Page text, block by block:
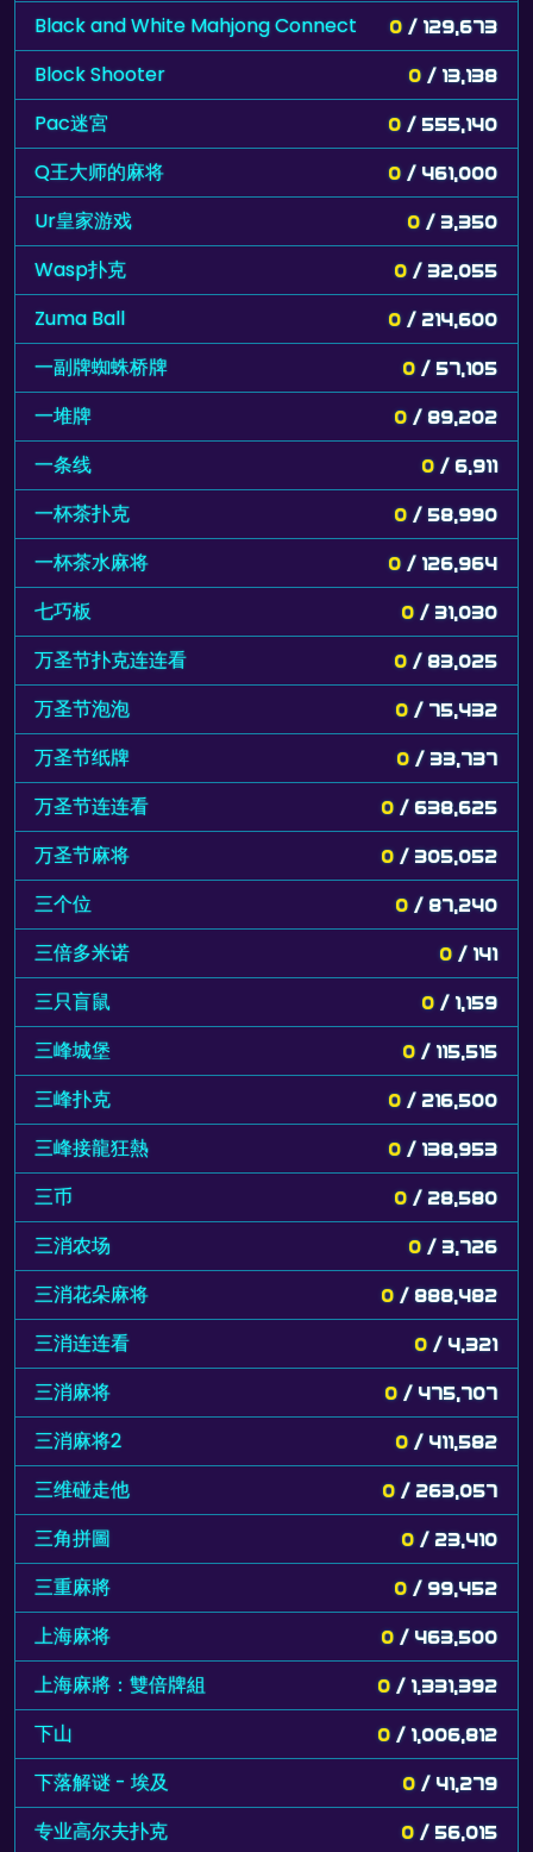
Black and White Mahjong Connect 0 / 129,673
Block Shooter 0 / 13,138
Pac迷宮 0 / 555,140
Q王大师的麻将 0 / 461,000
Ur皇家游戏 0 / 3,350
Wasp扑克 0 / 32,055
Zuma Ball 0 / 214,600
一副牌蜘蛛桥牌 0 / 57,105
一堆牌 0 / 89,202
一条线 0 / 6,911
一杯茶扑克 0 / 58,990
一杯茶水麻将 0 / 126,964
七巧板 0 / 31,030
万圣节扑克连连看 0 / 83,025
万圣节泡泡 0 / 75,432
万圣节纸牌 0 / 33,737
万圣节连连看 0 / 638,625
万圣节麻将 0 / 305,052
三个位 0 / 87,240
三倍多米诺 0 / 141
三只盲鼠 0 / 1,159
三峰城堡 0 / 115,515
三峰扑克 0 / 216,500
三峰接龍狂熱 0 / 138,953
三币 0 / 28,580
三消农场 0 / 3,726
三消花朵麻将 0 / 888,482
三消连连看 0 / 4,321
三消麻将 0 / 475,707
三消麻将2 0 / 411,582
三维碰走他 0 / 263,057
三角拼圖 0 / 23,410
三重麻將 0 / 99,452
上海麻将 0 / 463,500
上海麻將：雙倍牌組 0 / 1,331,392
下山 0 / 1,006,812
下落解谜 - 埃及 0 / 41,279
专业高尔夫扑克 0 / 56,015